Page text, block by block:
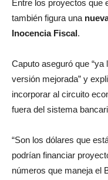
Entre los proyectos que
también figura una
Inocencia Fiscal.
Caputo aseguró que
versión mejorada” y
incorporar al circuito
fuera del sistema
“Son los dólares que
podrían financiar
números que maneja el